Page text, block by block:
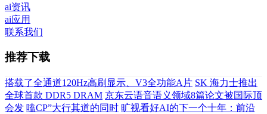
ai资讯
ai应用
联系我们
推荐下载
搭载了全通道120Hz高刷显示、V3全功能A片 SK 海力士推出
全球首款 DDR5 DRAM 京东云语音语义领域8篇论文被国际顶
会发 嗑CP”大行其道的同时 旷视看好AI的下一个十年：前沿